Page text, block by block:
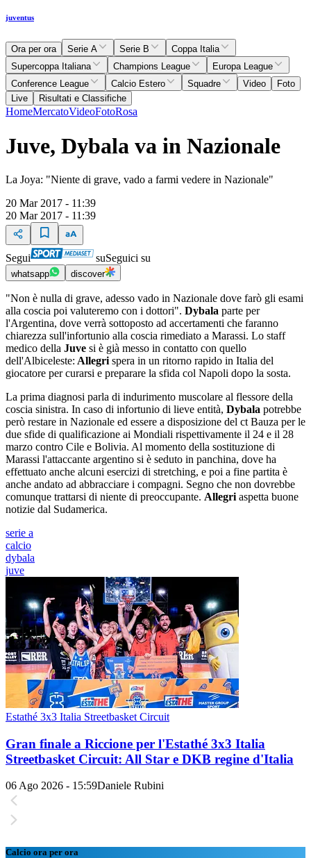
juventus
Ora per ora Serie A Serie B
Coppa Italia
Supercoppa Italiana
Champions League
Europa League
Conference League
Calcio Estero Squadre Video
Foto
Live
Risultati e Classifiche
HomeMercatoVideoFotoRosa
Juve, Dybala va in Nazionale
La Joya: "Niente di grave, vado a farmi vedere in Nazionale"
20 Mar 2017 - 11:39
20 Mar 2017 - 11:39
Segui suSeguici su
whatsapp discover
"Non è nulla di grave, adesso vado in Nazionale dove farò gli esami
alla coscia poi valuteremo con i dottori". Dybala parte per
l'Argentina, dove verrà sottoposto ad accertamenti che faranno
chiarezza sull'infortunio alla coscia rimediato a Marassi. Lo staff
medico della Juve si è già messo in contatto con quello
dell'Albiceleste: Allegri spera in un ritorno rapido in Italia del
giocatore per curarsi e preparare la sfida col Napoli dopo la sosta.
La prima diagnosi parla di indurimento muscolare al flessore della
coscia sinistra. In caso di infortunio di lieve entità, Dybala potrebbe
però restare in Nazionale ed essere a disposizione del ct Bauza per le
due sfide di qualificazione ai Mondiali rispettivamente il 24 e il 28
marzo contro Cile e Bolivia. Al momento della sostituzione di
Marassi l'attaccante argentino si è seduto in panchina, dove ha
effettuato anche alcuni esercizi di stretching, e poi a fine partita è
anche andato ad abbracciare i compagni. Segno che non dovrebbe
comunque trattarsi di niente di preoccupante. Allegri aspetta buone
notizie dal Sudamerica.
serie a
calcio
dybala
juve
Estathé 3x3 Italia Streetbasket Circuit
Gran finale a Riccione per l'Estathé 3x3 Italia
Streetbasket Circuit: All Star e DKB regine d'Italia
06 Ago 2026 - 15:59Daniele Rubini
Calcio ora per ora